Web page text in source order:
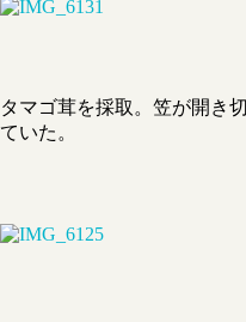
タマゴ茸を採取。笠が開き
ていた。